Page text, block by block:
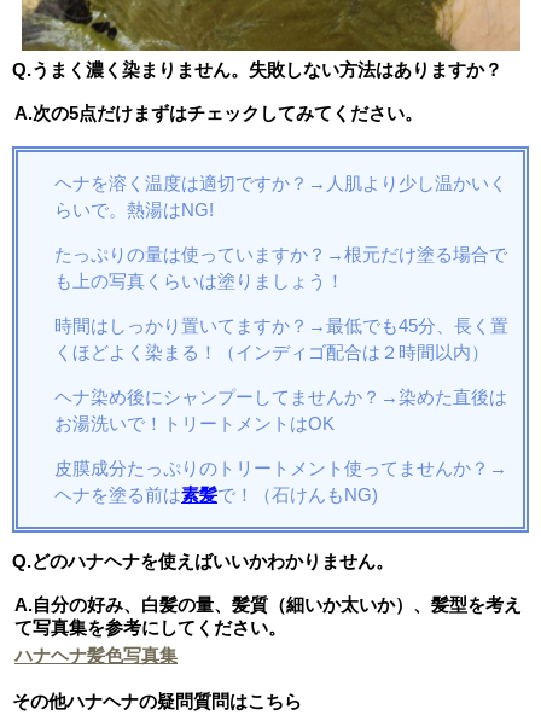
Q.うまく濃く染まりません。失敗しない方法はありますか？
A.次の5点だけまずはチェックしてみてください。
ヘナを溶く温度は適切ですか？→人肌より少し温かいく
らいで。熱湯はNG!
たっぷりの量は使っていますか？→根元だけ塗る場合で
も上の写真くらいは塗りましょう！
時間はしっかり置いてますか？→最低でも45分、長く置
くほどよく染まる！（インディゴ配合は２時間以内）
ヘナ染め後にシャンプーしてませんか？→染めた直後は
お湯洗いで！トリートメントはOK
皮膜成分たっぷりのトリートメント使ってませんか？→
ヘナを塗る前は素髪で！（石けんもNG)
Q.どのハナヘナを使えばいいかわかりません。
A.自分の好み、白髪の量、髪質（細いか太いか）、髪型を考え
て写真集を参考にしてください。
ハナヘナ髪色写真集
その他ハナヘナの疑問質問はこちら